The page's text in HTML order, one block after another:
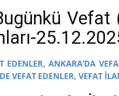
EDENLER, ANKARA’DA
VEFAT EDENLER, VEFAT